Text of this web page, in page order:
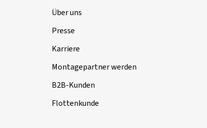
Über uns
Presse
Karriere
Montagepartner werden
B2B-Kunden
Flottenkunde